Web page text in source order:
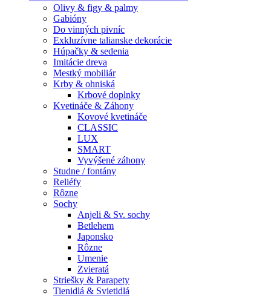
Olivy & figy & palmy
Gabióny
Do vinných pivníc
Exkluzívne talianske dekorácie
Húpačky & sedenia
Imitácie dreva
Mestký mobiliár
Krby & ohniská
Krbové doplnky
Kvetináče & Záhony
Kovové kvetináče
CLASSIC
LUX
SMART
Vyvýšené záhony
Studne / fontány
Reliéfy
Rôzne
Sochy
Anjeli & Sv. sochy
Betlehem
Japonsko
Rôzne
Umenie
Zvieratá
Striešky & Parapety
Tienidlá & Svietidlá